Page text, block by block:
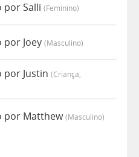
por Salli (feminino)
por Joey (masculino)
por Justin (criança,
por Matthew(masculino)